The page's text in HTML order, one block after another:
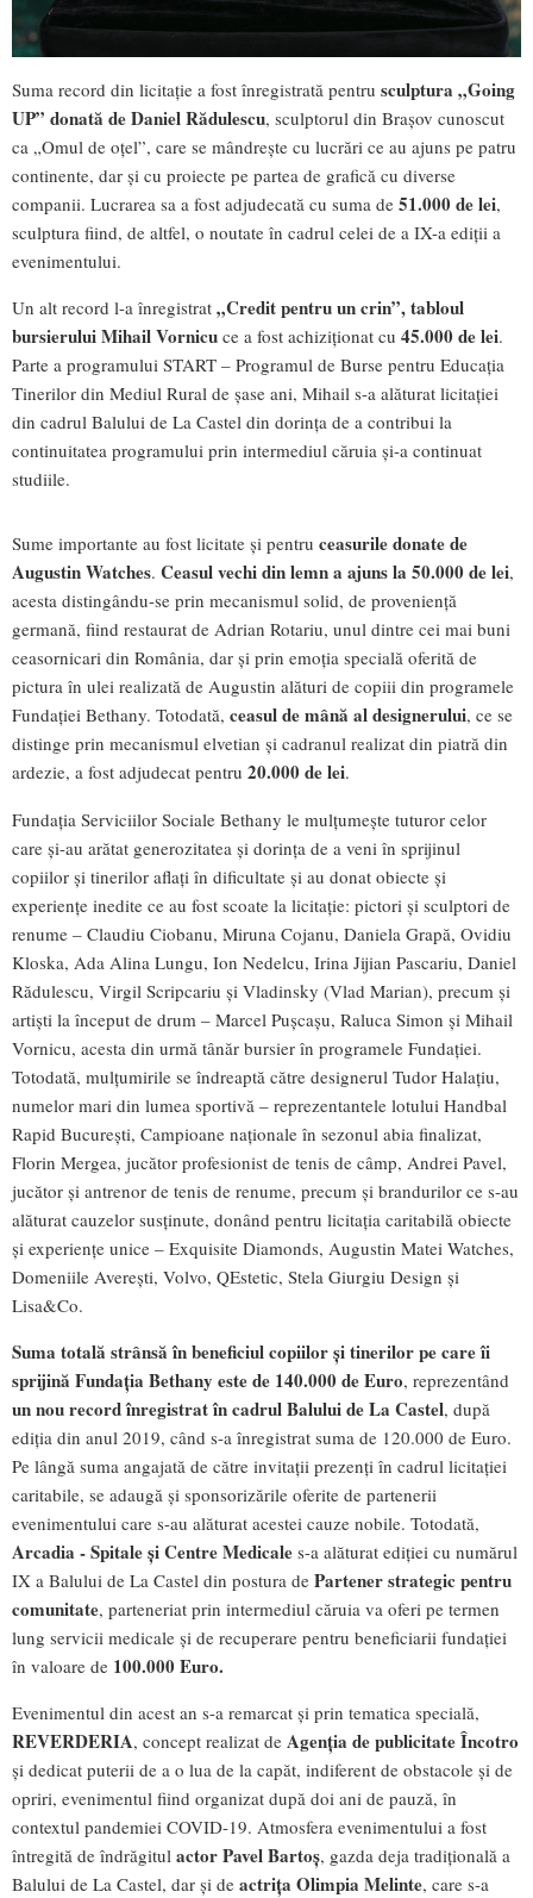
Suma record din licitație a fost înregistrată pentru sculptura „Going
UP” donată de Daniel Rădulescu, sculptorul din Brașov cunoscut
ca „Omul de oțel”, care se mândrește cu lucrări ce au ajuns pe patru
continente, dar și cu proiecte pe partea de grafică cu diverse
companii. Lucrarea sa a fost adjudecată cu suma de 51.000 de lei,
sculptura fiind, de altfel, o noutate în cadrul celei de a IX-a ediții a
evenimentului.
Un alt record l-a înregistrat „Credit pentru un crin”, tabloul
bursierului Mihail Vornicu ce a fost achiziționat cu 45.000 de lei.
Parte a programului START – Programul de Burse pentru Educația
Tinerilor din Mediul Rural de șase ani, Mihail s-a alăturat licitației
din cadrul Balului de La Castel din dorința de a contribui la
continuitatea programului prin intermediul căruia și-a continuat
studiile.
Sume importante au fost licitate și pentru ceasurile donate de
Augustin Watches. Ceasul vechi din lemn a ajuns la 50.000 de lei,
acesta distingându-se prin mecanismul solid, de proveniență
germană, fiind restaurat de Adrian Rotariu, unul dintre cei mai buni
ceasornicari din România, dar și prin emoția specială oferită de
pictura în ulei realizată de Augustin alături de copiii din programele
Fundației Bethany. Totodată, ceasul de mână al designerului, ce se
distinge prin mecanismul elvetian și cadranul realizat din piatră din
ardezie, a fost adjudecat pentru 20.000 de lei.
Fundația Serviciilor Sociale Bethany le mulțumește tuturor celor
care și-au arătat generozitatea și dorința de a veni în sprijinul
copiilor și tinerilor aflați în dificultate și au donat obiecte și
experiențe inedite ce au fost scoate la licitație: pictori și sculptori de
renume – Claudiu Ciobanu, Miruna Cojanu, Daniela Grapă, Ovidiu
Kloska, Ada Alina Lungu, Ion Nedelcu, Irina Jijian Pascariu, Daniel
Rădulescu, Virgil Scripcariu și Vladinsky (Vlad Marian), precum și
artiști la început de drum – Marcel Pușcașu, Raluca Simon și Mihail
Vornicu, acesta din urmă tânăr bursier în programele Fundației.
Totodată, mulțumirile se îndreaptă către designerul Tudor Halațiu,
numelor mari din lumea sportivă – reprezentantele lotului Handbal
Rapid București, Campioane naționale în sezonul abia finalizat,
Florin Mergea, jucător profesionist de tenis de câmp, Andrei Pavel,
jucător și antrenor de tenis de renume, precum și brandurilor ce s-au
alăturat cauzelor susținute, donând pentru licitația caritabilă obiecte
și experiențe unice – Exquisite Diamonds, Augustin Matei Watches,
Domeniile Averești, Volvo, QEstetic, Stela Giurgiu Design și
Lisa&Co.
Suma totală strânsă în beneficiul copiilor și tinerilor pe care îi
sprijină Fundația Bethany este de 140.000 de Euro, reprezentând
un nou record înregistrat în cadrul Balului de La Castel, după
ediția din anul 2019, când s-a înregistrat suma de 120.000 de Euro.
Pe lângă suma angajată de către invitații prezenți în cadrul licitației
caritabile, se adaugă și sponsorizările oferite de partenerii
evenimentului care s-au alăturat acestei cauze nobile. Totodată,
Arcadia - Spitale și Centre Medicale s-a alăturat ediției cu numărul
IX a Balului de La Castel din postura de Partener strategic pentru
comunitate, parteneriat prin intermediul căruia va oferi pe termen
lung servicii medicale și de recuperare pentru beneficiarii fundației
în valoare de 100.000 Euro.
Evenimentul din acest an s-a remarcat și prin tematica specială,
REVERDERIA, concept realizat de Agenția de publicitate Încotro
și dedicat puterii de a o lua de la capăt, indiferent de obstacole și de
opriri, evenimentul fiind organizat după doi ani de pauză, în
contextul pandemiei COVID-19. Atmosfera evenimentului a fost
întregită de îndrăgitul actor Pavel Bartoș, gazda deja tradițională a
Balului de La Castel, dar și de actrița Olimpia Melinte, care s-a